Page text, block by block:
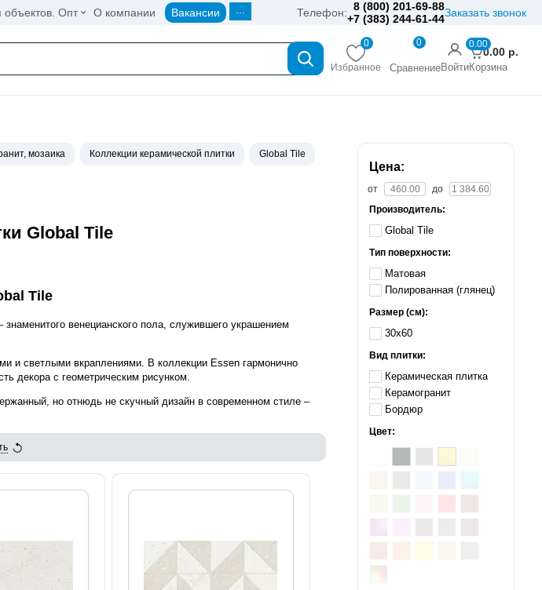
объектов. Опт О компании Вакансии Телефон: 8 (800) 201-69-88
+7 (383) 244-61-44Заказать звонок
0
Избранное Сравнение
0
Войти
0.00
0.00 р.
Корзина
мозаика Коллекции керамической плитки Global Tile
Global Tile
Tile
венецианского пола, служившего украшением
и светлыми вкраплениями. В коллекции Essen гармонично
декора с геометрическим рисунком.
но отнюдь не скучный дизайн в современном стиле –
Цена:
от
до
Производитель:
Global Tile
Тип поверхности:
Матовая
Полированная (глянец)
Размер (см):
30x60
Вид плитки:
Керамическая плитка
Керамогранит
Бордюр
Цвет: